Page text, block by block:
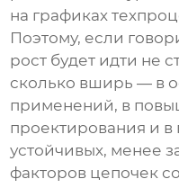
на графиках
Поэтому, если
рост будет идти не
сколько вширь — в
применений, в
проектирования и
устойчивых, менее
факторов цепочек